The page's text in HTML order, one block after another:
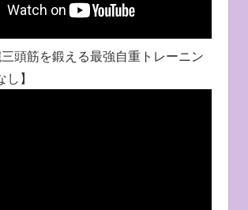
三頭筋を鍛える最強自重トレーニン
】